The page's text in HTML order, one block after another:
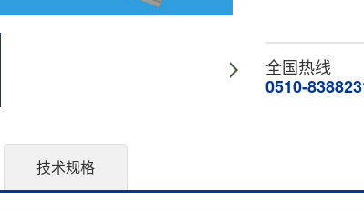
全国热线
0510-
技术规格